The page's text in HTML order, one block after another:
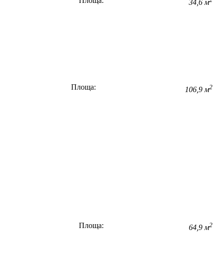
34,6 м
Площа: 106,9 м2
Площа: 64,9 м2